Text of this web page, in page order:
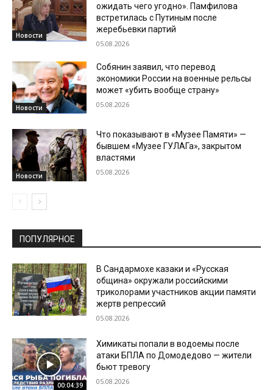
Новости
ожидать чего угодно». Памфилова
встретилась с Путиным после
жеребьевки партий
05.08.2026
Новости
Собянин заявил, что перевод
экономики России на военные рельсы
может «убить вообще страну»
05.08.2026
Новости
Что показывают в «Музее Памяти» —
бывшем «Музее ГУЛАГа», закрытом
властями
05.08.2026
ПОПУЛЯРНОЕ
В Сандармохе казаки и «Русская
община» окружали российскими
триколорами участников акции памяти
жертв репрессий
05.08.2026
00:04:39
Химикаты попали в водоемы после
атаки БПЛА по Домодедово — жители
бьют тревогу
05.08.2026